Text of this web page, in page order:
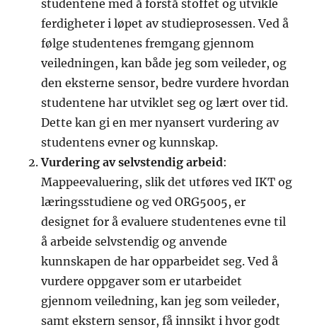
studentene med å forstå stoffet og utvikle
ferdigheter i løpet av studieprosessen. Ved å
følge studentenes fremgang gjennom
veiledningen, kan både jeg som veileder, og
den eksterne sensor, bedre vurdere hvordan
studentene har utviklet seg og lært over tid.
Dette kan gi en mer nyansert vurdering av
studentens evner og kunnskap.
Vurdering av selvstendig arbeid:
Mappeevaluering, slik det utføres ved IKT og
læringsstudiene og ved ORG5005, er
designet for å evaluere studentenes evne til
å arbeide selvstendig og anvende
kunnskapen de har opparbeidet seg. Ved å
vurdere oppgaver som er utarbeidet
gjennom veiledning, kan jeg som veileder,
samt ekstern sensor, få innsikt i hvor godt